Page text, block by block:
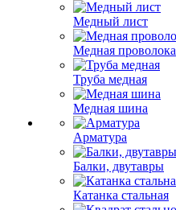
Медный лист
Медная проволока
Труба медная
Медная шина
Арматура
Балки, двутавры
Катанка стальная